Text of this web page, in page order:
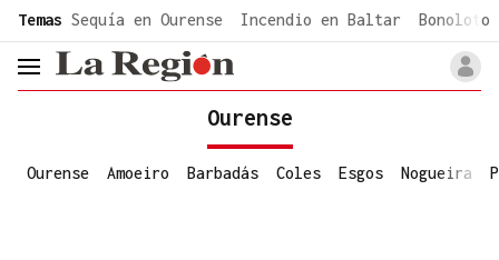
common.go-to-content
Temas Sequía en Ourense Incendio en Baltar Bonoloto
header.menu.open
Ourense
Ourense Amoeiro Barbadás Coles Esgos Nogueira